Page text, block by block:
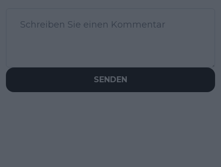
SENDEN